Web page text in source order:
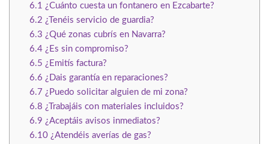
6.1 ¿Cuánto cuesta un fontanero en Ezcabarte?
6.2 ¿Tenéis servicio de guardia?
6.3 ¿Qué zonas cubrís en Navarra?
6.4¿Es sin compromiso?
6.5 ¿Emitís factura?
6.6 ¿Dais garantía en reparaciones?
6.7 ¿Puedo solicitar alguien de mi zona?
6.8 ¿Trabajáis con materiales incluidos?
6.9 ¿Aceptáis avisos inmediatos?
6.10¿Atendéis averías de gas?